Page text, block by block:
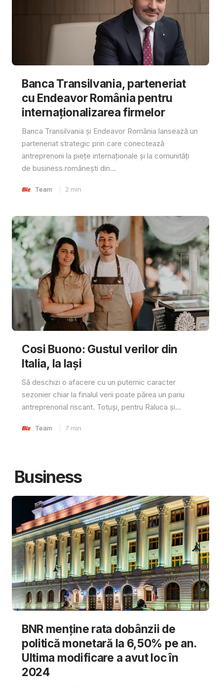
Banca Transilvania, parteneriat
cu Endeavor România pentru
internaționalizarea firmelor
Banca Transilvania și Endeavor România lansează un
parteneriat strategic prin care conectează
antreprenorii la piețe internaționale și la comunități
de business românești din...
Team 2 min
Cosi Buono: Gustul verilor din
Italia, la Iași
Să deschizi o afacere cu un puternic caracter
sezonier chiar la finalul verii poate părea un pariu
antreprenorial riscant. Totuși, pentru Raluca și...
Team 7 min
Business
BNR menține rata dobânzii de
politică monetară la 6,50% pe an.
Ultima modificare a avut loc în
2024